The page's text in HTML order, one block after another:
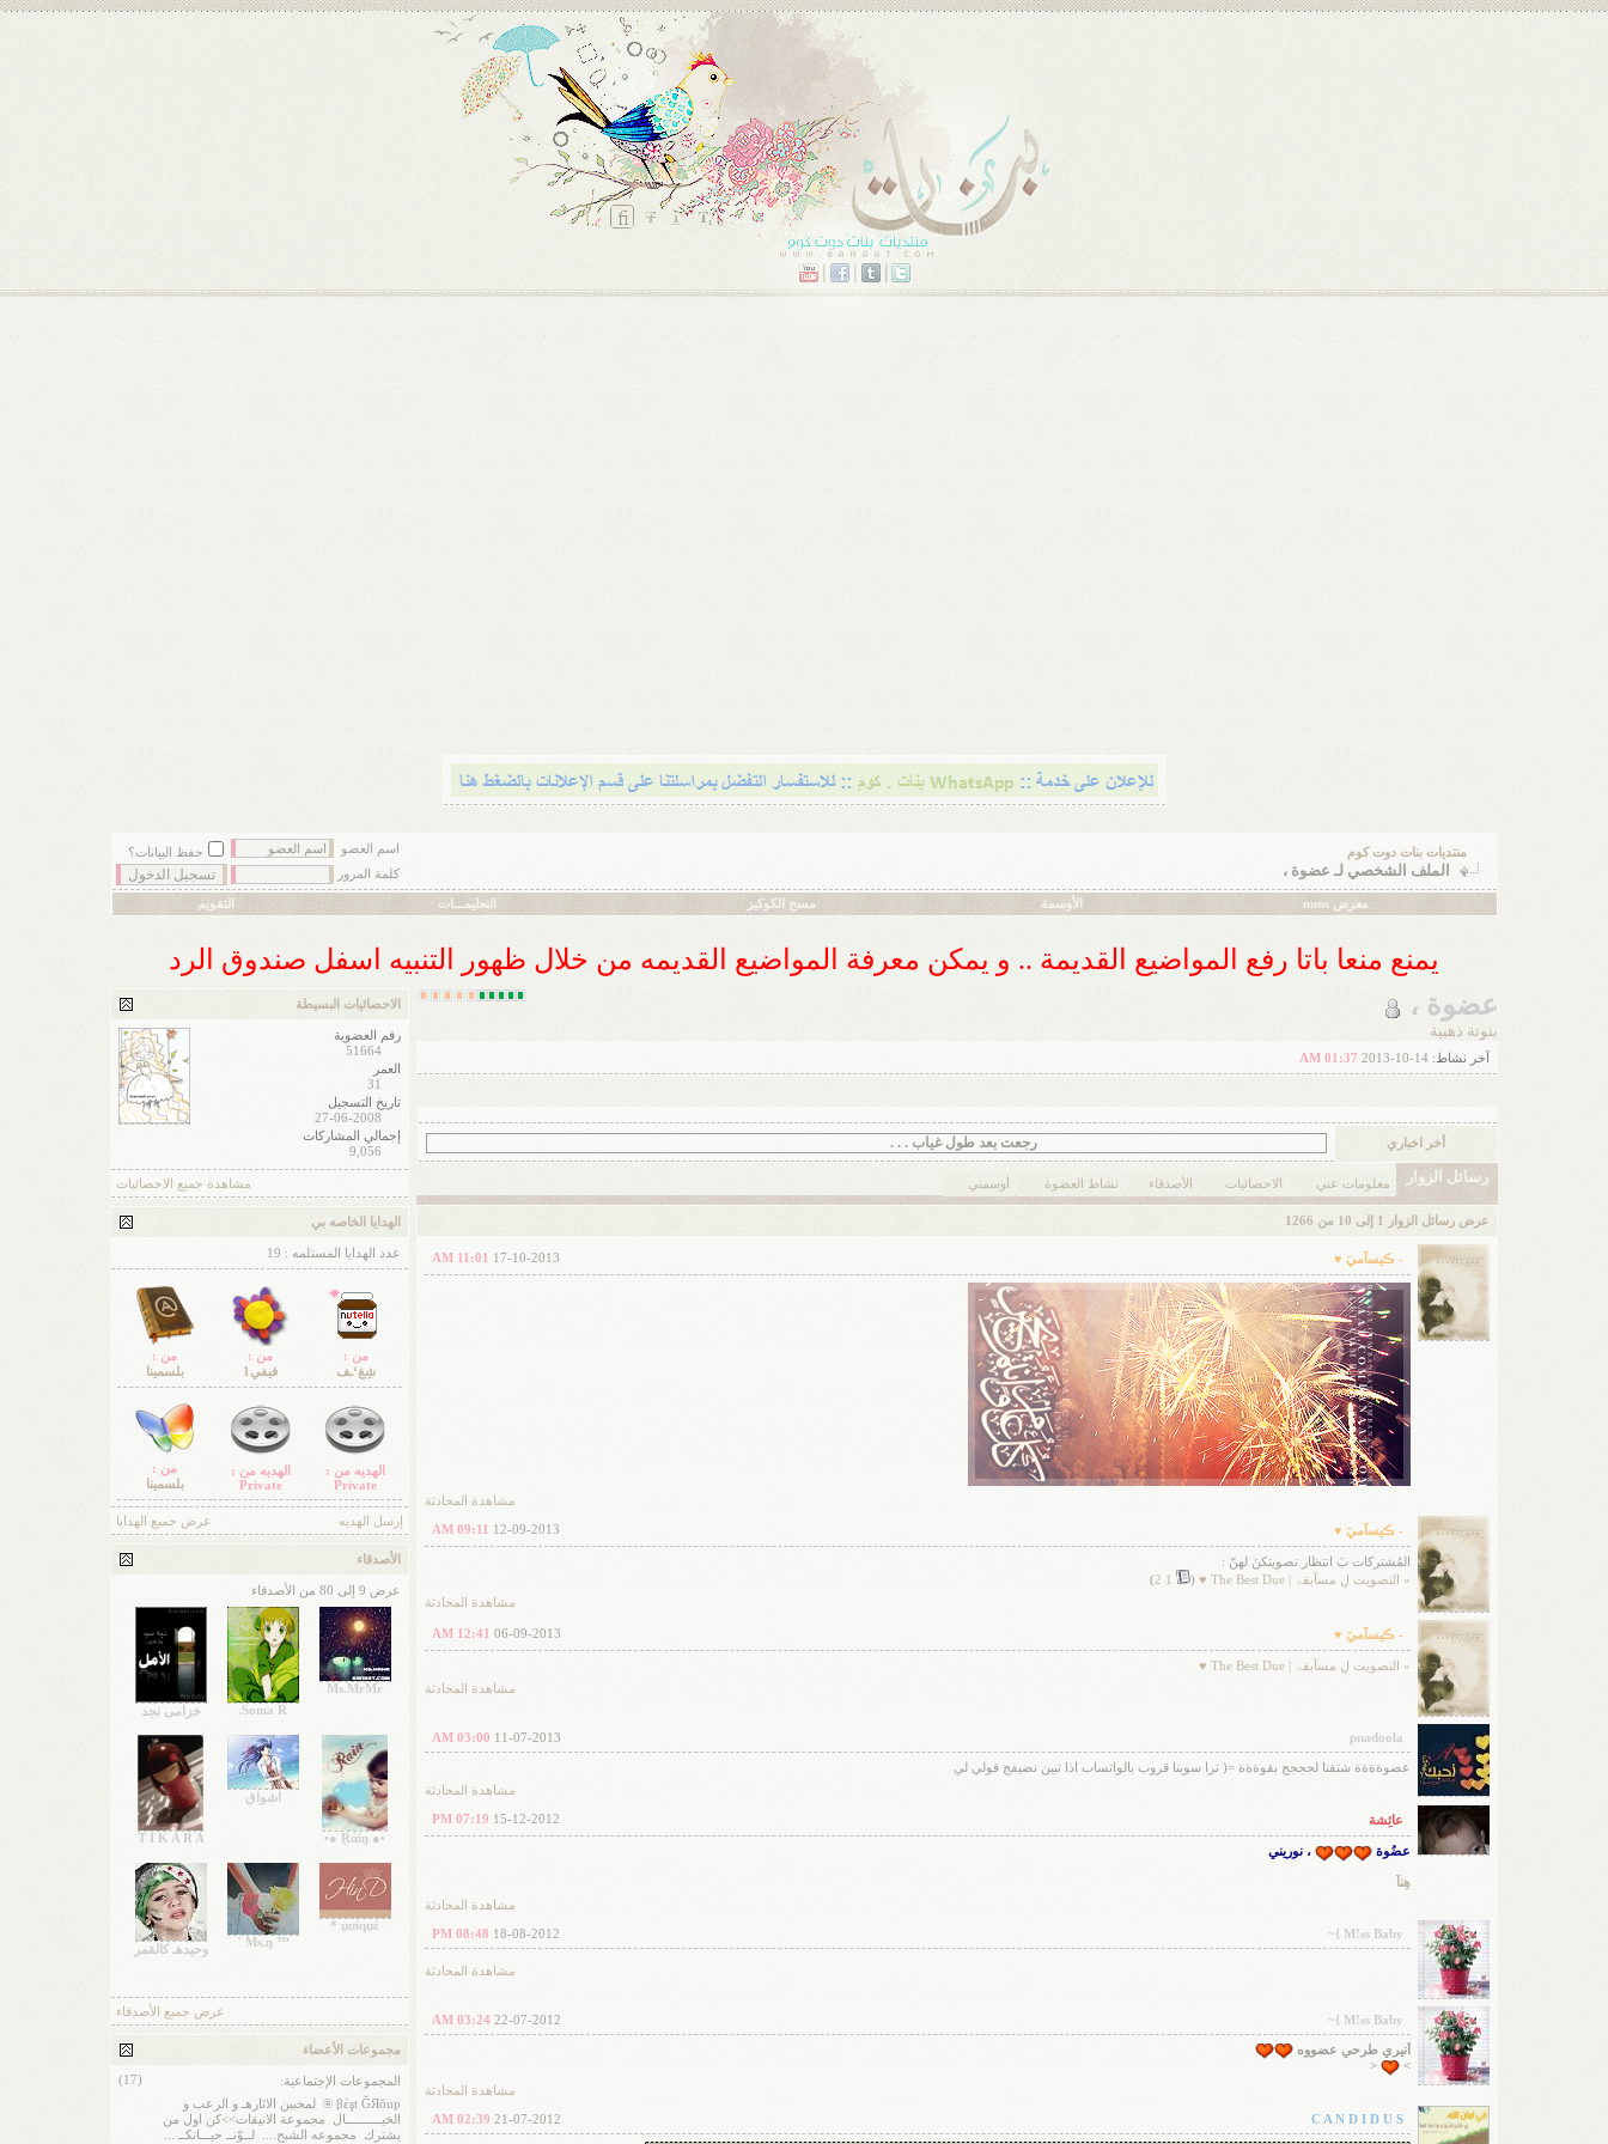
منتديات بنات دوت كوم
الملف الشخصي لـ عضوة ،
اسم العضو
حفظ البيانات؟
كلمة المرور
معرض mms الأوسمة مسح الكوكيز التعليمـــات التقويم
يمنع منعا باتا رفع المواضيع القديمة .. و يمكن معرفة المواضيع القديمه من خلال ظهور التنبيه اسفل صندوق الرد
عضوة ،
بنوتة ذهبية
آخر نشاط: 01:37 AM
أخر اخباري رجعت بعد طول غياب . . .
رسائل الزوار معلومات عني الاحصائيات الأصدقاء نشاط العضوة أوسمتي
عرض رسائل الزوار 1 إلى 10 من 1266
17-10-2013
11:01 AM - ڪيسآميَ ♥
مشاهدة المحادثة
12-09-2013
09:11 AM - ڪيسآميَ ♥
المُشتركات بَ انتظار تصويتكنَ لهنّ :
» التصويت لِ مسآبقۃ | The Best Due ♥
‏(
1
2
)
مشاهدة المحادثة
06-09-2013
12:41 AM - ڪيسآميَ ♥
» التصويت لِ مسآبقۃ | The Best Due ♥
مشاهدة المحادثة
11-07-2013
03:00 AM pnadoola
عضوةةةة شتقنا لجججج بقوةةة =( ترا سوينا قروب بالواتساب اذا تبين نضيفج قولي لي
مشاهدة المحادثة
15-12-2012
07:19 PM عائِشة
عضُوة ، نوريني
هِنآ
مشاهدة المحادثة
18-08-2012
08:48 PM M!ss Baby }~
مشاهدة المحادثة
22-07-2012
03:24 AM M!ss Baby }~
أنيري طرحي عضووه
>
<
مشاهدة المحادثة
21-07-2012
02:39 AM C A N D I D U S
الاحصائيات البسيطة
رقم العضوية
51664
العمر
31
تاريخ التسجيل
27-06-2008
إجمالي المشاركات
9,056
مشاهدة جميع الاحصائيات
الهدايا الخاصه بي
عدد الهدايا المستلمه : 19
من :
شِغ‘ـف
من :
فيفي1
من :
بلسمينا
الهديه من :
Private
الهديه من :
Private
من :
بلسمينا
إرسل الهديه عرض جميع الهدايا
الأصدقاء
عرض 9 إلى 80 من الأصدقاء
Ms.MrMr
Soma R.
خزامى نجد
•● Ṟάiŋ ●•
اشواق
T I K A R A
џпiqџέ *
™ Ms.ŋ `
وحيدهـ كالقمر
عرض جميع الأصدقاء
مجموعات الأعضاء
(17)
المجموعات الإجتماعية:
βέşt ĞЯǒup ®
لمحبين الاثارهـ و الرعب و
الخيــــــــــال
مجموعة الانيقات>>كن اول من
يشترك
مجموعه الشبح.... لــوّنــ حيـــاتكــ ...